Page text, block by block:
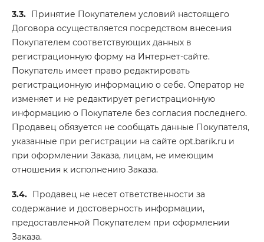
3.3. Принятие Покупателем условий настоящего
Договора осуществляется посредством внесения
Покупателем соответствующих данных в
регистрационную форму на Интернет-сайте.
Покупатель имеет право редактировать
регистрационную информацию о себе. Оператор не
изменяет и не редактирует регистрационную
информацию о Покупателе без согласия последнего.
Продавец обязуется не сообщать данные Покупателя,
указанные при регистрации на сайте opt.barik.ru и
при оформлении Заказа, лицам, не имеющим
отношения к исполнению Заказа.
3.4. Продавец не несет ответственности за
содержание и достоверность информации,
предоставленной Покупателем при оформлении
Заказа.